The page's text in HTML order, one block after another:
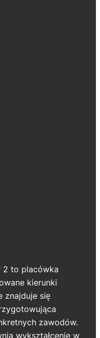
2 to placówka
kierunki
znajduje się
zawodów.
wykształcenie w